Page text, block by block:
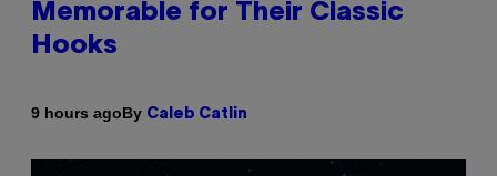
Memorable for Their Classic
Hooks
9 hours agoBy Caleb Catlin